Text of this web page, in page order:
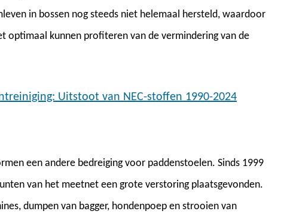
in bossen nog steeds niet helemaal hersteld, waardoor
optimaal kunnen profiteren van de vermindering van de
Uitstoot van NEC-stoffen 1990-2024
een andere bedreiging voor paddenstoelen. Sinds 1999
van het meetnet een grote verstoring plaatsgevonden.
dumpen van bagger, hondenpoep en strooien van